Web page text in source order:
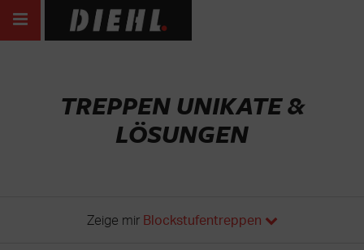
TREPPEN UNIKATE &
LÖSUNGEN
Zeige mir Blockstufentreppen